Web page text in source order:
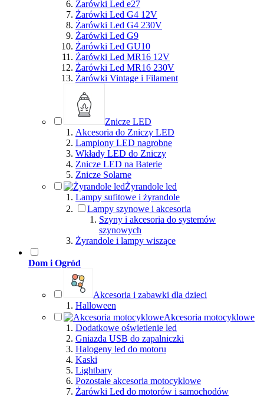
Żarówki Led e27
Żarówki Led G4 12V
Żarówki Led G4 230V
Żarówki Led G9
Żarówki Led GU10
Żarówki Led MR16 12V
Żarówki Led MR16 230V
Żarówki Vintage i Filament
Znicze LED
Akcesoria do Zniczy LED
Lampiony LED nagrobne
Wkłady LED do Zniczy
Znicze LED na Baterie
Znicze Solarne
Żyrandole led
Lampy sufitowe i żyrandole
Lampy szynowe i akcesoria
Szyny i akcesoria do systemów
szynowych
Żyrandole i lampy wiszące
Dom i Ogród
Akcesoria i zabawki dla dzieci
Halloween
Akcesoria motocyklowe
Dodatkowe oświetlenie led
Gniazda USB do zapalniczki
Halogeny led do motoru
Kaski
Lightbary
Pozostałe akcesoria motocyklowe
Żarówki Led do motorów i samochodów